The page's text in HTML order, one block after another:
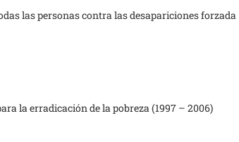
las personas contra las desapariciones forzada
la erradicación de la pobreza (1997 – 2006)